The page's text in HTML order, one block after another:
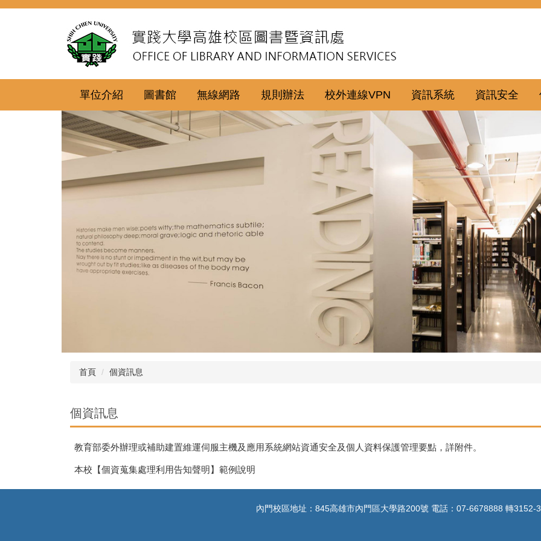
跳
單位介紹 圖書館 無線網路 規則辦法 校外連線VPN 資訊系統 資訊安全
首頁 個資訊息
個資訊息
教育部委外辦理或補助建置維運伺服主機及應用系統網站資通安全及個人資料保護管理要點，詳附件。
本校【個資蒐集處理利用告知聲明】範例說明
內門校區地址：845高雄市內門區大學路200號 電話：07-6678888 轉3152-